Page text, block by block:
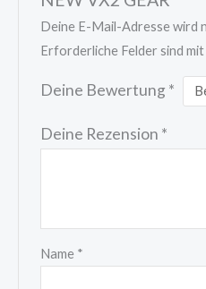
Deine E-Mail-Adresse wird
Erforderliche Felder sind mit
Deine Bewertung *
Deine Rezension *
Name *